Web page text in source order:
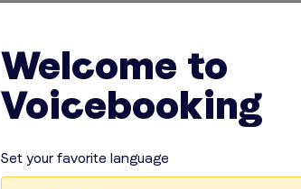
Welcome to
Voicebooking
Set your favorite language